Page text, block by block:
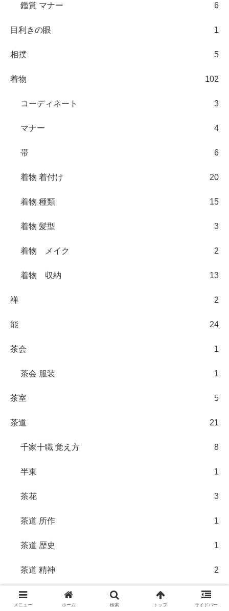
鑑賞 マナー 6
目利きの眼 1
相撲 5
着物 102
コーディネート 3
マナー 4
帯 6
着物 着付け 20
着物 種類 15
着物 髪型 3
着物 メイク 2
着物 収納 13
禅 2
能 24
茶会 1
茶会 服装 1
茶室 5
茶道 21
千家十職 覚え方 8
半東 1
茶花 3
茶道 所作 1
茶道 歴史 1
茶道 精神 2
茶道 道具
メニュー ホーム 検索 トップ サイドバー